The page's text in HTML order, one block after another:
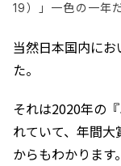
19）」一色の一年
当然日本国内に
た。
それは2020年の
れていて、年間
からもわかります。